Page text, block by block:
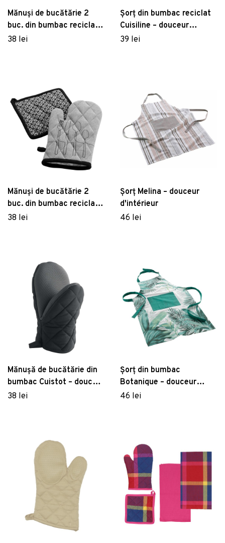
Mănuși de bucătărie 2
buc. din bumbac reciclat
Cuisiline – douceur
38 lei
Șorț din bumbac reciclat
Cuisiline – douceur
d'intérieur
39 lei
Mănuși de bucătărie 2
buc. din bumbac reciclat
Cuisiline – douceur
38 lei
Șorț Melina – douceur
d'intérieur
46 lei
Mănușă de bucătărie din
bumbac Cuistot – douceur
d'intérieur
38 lei
Șorț din bumbac
Botanique – douceur
d'intérieur
46 lei